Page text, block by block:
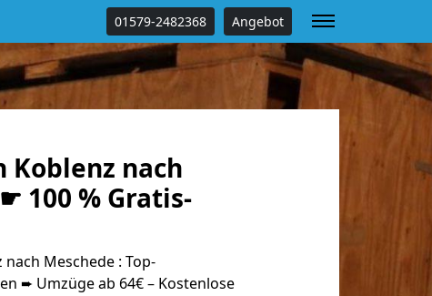
01579-2482368 Angebot
Koblenz nach
100 % Gratis-
Meschede : Top-
➨ Umzüge ab 64€ – Kostenlose